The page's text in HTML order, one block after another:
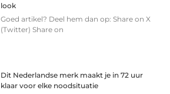
look
Goed artikel? Deel hem dan op: Share on X
(Twitter) Share on
Dit Nederlandse merk maakt je in 72 uur
klaar voor elke noodsituatie